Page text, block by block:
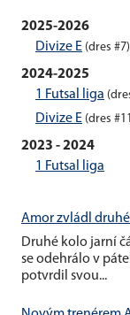
2025-2026
Divize E (dres #7)
2024-2025
1 Futsal liga
Divize E (dres
2023 - 2024
1 Futsal liga
Amor zvládl
Druhé kolo jarní
se odehrálo v
potvrdil svou...